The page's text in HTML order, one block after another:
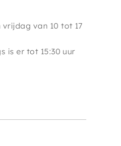
van 10 tot 17
is er tot 15:30 uur